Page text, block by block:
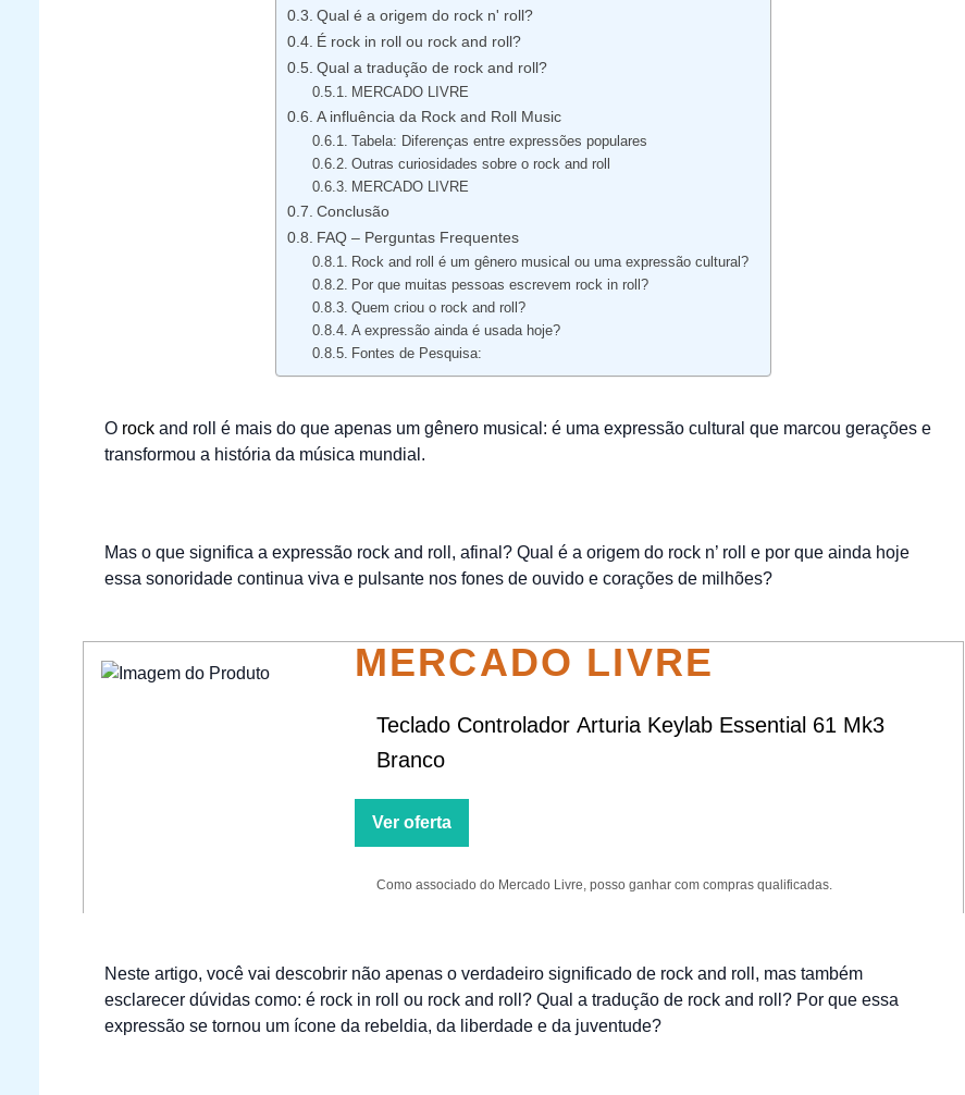
Qual é a origem do rock n' roll?
É rock in roll ou rock and roll?
Qual a tradução de rock and roll?
MERCADO LIVRE
A influência da Rock and Roll Music
Tabela: Diferenças entre expressões populares
Outras curiosidades sobre o rock and roll
MERCADO LIVRE
Conclusão
FAQ – Perguntas Frequentes
Rock and roll é um gênero musical ou uma expressão cultural?
Por que muitas pessoas escrevem rock in roll?
Quem criou o rock and roll?
A expressão ainda é usada hoje?
Fontes de Pesquisa:
O rock and roll é mais do que apenas um gênero musical: é uma expressão cultural que marcou gerações e
transformou a história da música mundial.
Mas o que significa a expressão rock and roll, afinal? Qual é a origem do rock n’ roll e por que ainda hoje
essa sonoridade continua viva e pulsante nos fones de ouvido e corações de milhões?
MERCADO LIVRE
Teclado Controlador Arturia Keylab Essential 61 Mk3
Branco
Ver oferta
Como associado do Mercado Livre, posso ganhar com compras qualificadas.
Neste artigo, você vai descobrir não apenas o verdadeiro significado de rock and roll, mas também
esclarecer dúvidas como: é rock in roll ou rock and roll? Qual a tradução de rock and roll? Por que essa
expressão se tornou um ícone da rebeldia, da liberdade e da juventude?